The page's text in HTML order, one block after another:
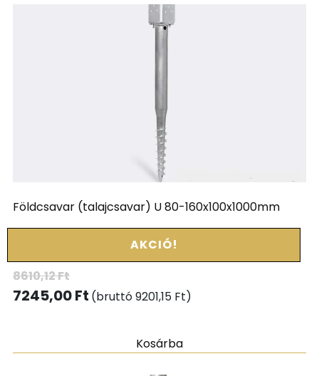
Földcsavar (talajcsavar) U 80-160x100x1000mm
AKCIÓ!
8610,12Ft
7245,00Ft (bruttó9201,15 Ft)
Kosárba